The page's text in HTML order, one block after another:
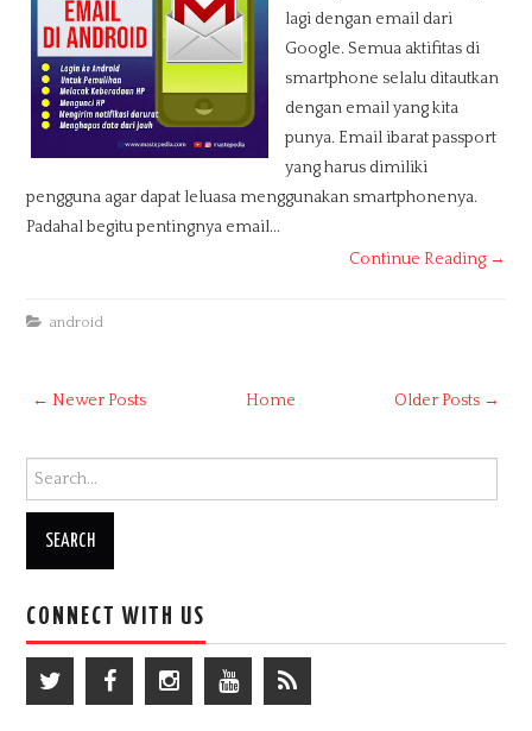
lagi dengan email dari
Google. Semua aktifitas di
smartphone selalu ditautkan
dengan email yang kita
punya. Email ibarat passport
yang harus dimiliki
pengguna agar dapat leluasa menggunakan smartphonenya.
Padahal begitu pentingnya email...
Continue Reading →
android
← Newer Posts Older Posts →
Home
Search for:
CONNECT WITH US